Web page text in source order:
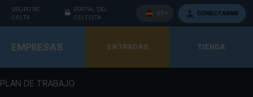
GRUPO RC
CELTA
PORTAL DEL
CELTISTA
ES CONECTARME
EMPRESAS ENTRADAS TIENDA
PLAN DE TRABAJO